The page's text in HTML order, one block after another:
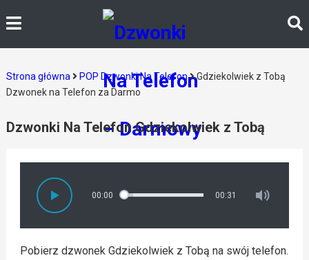
Strona główna POP Dzwonki Na Telefon
Gdziekolwiek z Tobą
Dzwonek na Telefon za Darmo
Dzwonki Na Telefon Gdziekolwiek z Tobą
00:00 00:31
Pobierz dzwonek Gdziekolwiek z Tobą na swój telefon.